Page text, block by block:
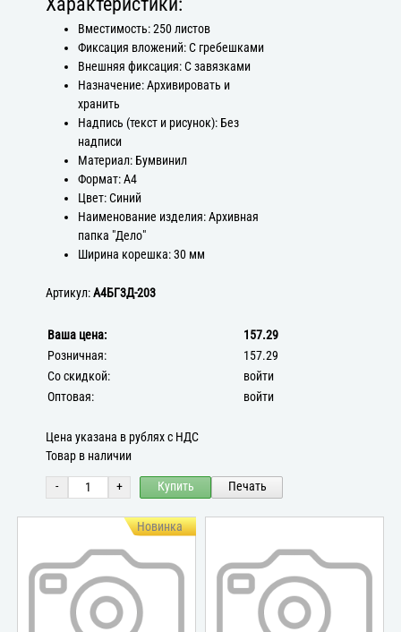
Вместимость: 250 листов
Фиксация вложений: С гребешками
Внешняя фиксация: С завязками
Назначение: Архивировать и
хранить
Надпись (текст и рисунок): Без
надписи
Материал: Бумвинил
Формат: А4
Цвет: Синий
Наименование изделия: Архивная
папка "Дело"
Ширина корешка: 30 мм
Артикул:А4БГ3Д-203
Ваша цена:
157.29
Розничная:
157.29
Со скидкой:
войти
Оптовая:
войти
Цена указана в рублях с НДС
Товар в наличии
- + Купить Печать
Новинка